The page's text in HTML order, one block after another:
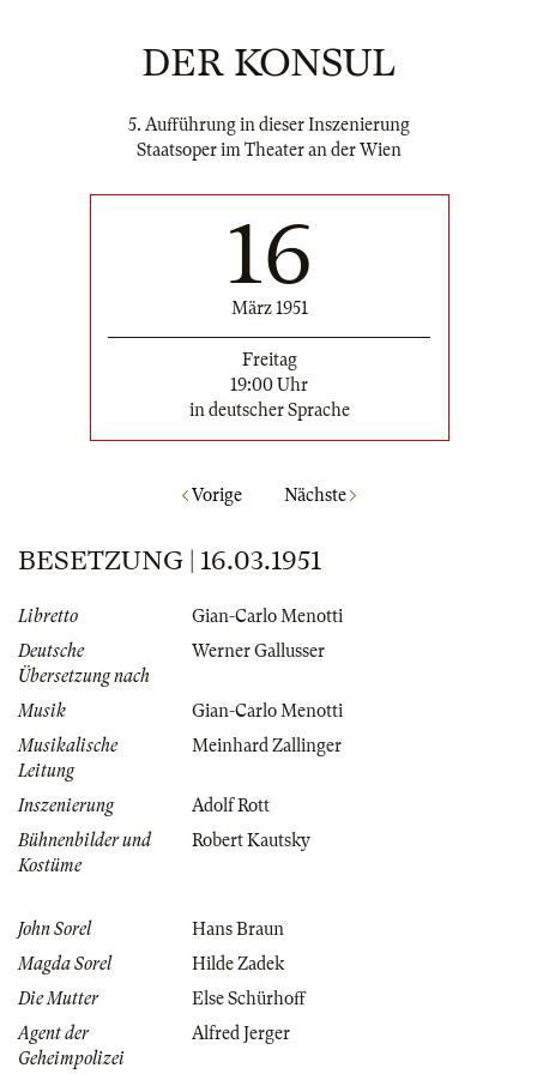
DER KONSUL
5. Aufführung in dieser Inszenierung
Staatsoper im Theater an der Wien
16
März 1951
Freitag
19:00 Uhr
in deutscher Sprache
Vorige Nächste
BESETZUNG | 16.03.1951
Libretto
Gian-Carlo Menotti
Deutsche
Übersetzung nach
Werner Gallusser
Musik
Gian-Carlo Menotti
Musikalische
Leitung
Meinhard Zallinger
Inszenierung
Adolf Rott
Bühnenbilder und
Kostüme
Robert Kautsky
John Sorel
Hans Braun
Magda Sorel
Hilde Zadek
Die Mutter
Else Schürhoff
Agent der
Geheimpolizei
Alfred Jerger